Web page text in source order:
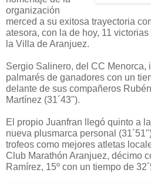
organización
merced a su exitosa trayectoria
atesora, con la de hoy, 11
la Villa de Aranjuez.
Sergio Salinero, del CC Menorca,
palmarés de ganadores con un
delante de sus compañeros
Martínez (31´43").
El propio Juanfran llegó quinto a
nueva plusmarca personal
trofeos como mejores atletas
Club Marathón Aranjuez, décimo
Ramírez, 15º con un tiempo de